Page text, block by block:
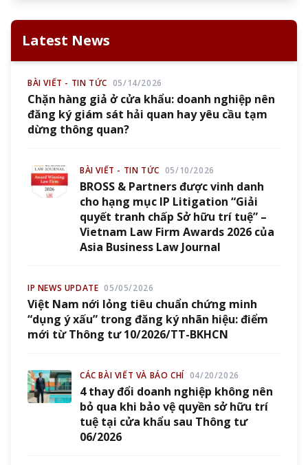
Latest News
BÀI VIẾT - TIN TỨC 05/14/2026
Chặn hàng giả ở cửa khẩu: doanh nghiệp nên
đăng ký giám sát hải quan hay yêu cầu tạm
dừng thông quan?
BÀI VIẾT - TIN TỨC 05/10/2026
BROSS & Partners được vinh danh
cho hạng mục IP Litigation “Giải
quyết tranh chấp Sở hữu trí tuệ” –
Vietnam Law Firm Awards 2026 của
Asia Business Law Journal
IP NEWS UPDATE 05/05/2026
Việt Nam nới lỏng tiêu chuẩn chứng minh
“dụng ý xấu” trong đăng ký nhãn hiệu: điểm
mới từ Thông tư 10/2026/TT-BKHCN
CÁC BÀI VIẾT VÀ BÁO CHÍ 04/20/2026
4 thay đổi doanh nghiệp không nên
bỏ qua khi bảo vệ quyền sở hữu trí
tuệ tại cửa khẩu sau Thông tư
06/2026